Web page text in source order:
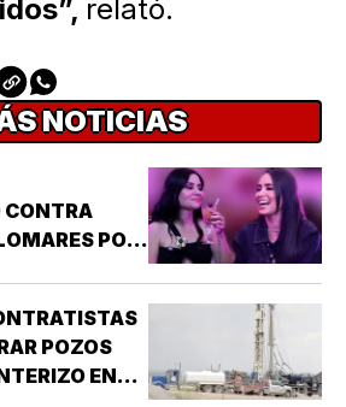
relató.
NOTICIAS
CONTRA
POR
POZOS
EN